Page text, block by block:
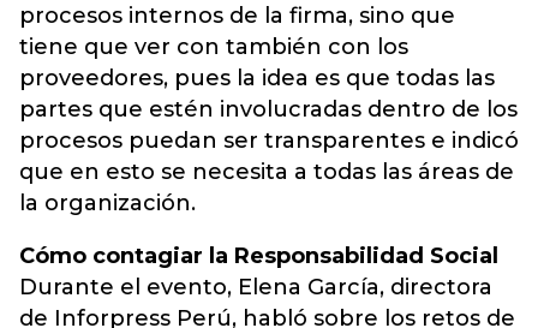
procesos internos de la firma, sino que
tiene que ver con también con los
proveedores, pues la idea es que todas las
partes que estén involucradas dentro de los
procesos puedan ser transparentes e indicó
que en esto se necesita a todas las áreas de
la organización.
Cómo contagiar la Responsabilidad Social
Durante el evento, Elena García, directora
de Inforpress Perú, habló sobre los retos de